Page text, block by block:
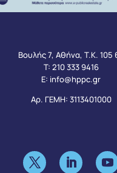
Βουλής 7, Αθήνα, Τ.Κ. 105
Τ: 210 333 9416
Ε: info@hppc.gr
Αρ. ΓΕΜΗ: 3113401000